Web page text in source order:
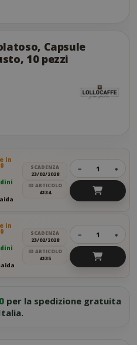
Capsule
10 pezzi
in
SCADENZA
23/02/2028
ID ARTICOLO
4134
− +
in
SCADENZA
23/02/2028
ID ARTICOLO
4135
− +
per la spedizione gratuita